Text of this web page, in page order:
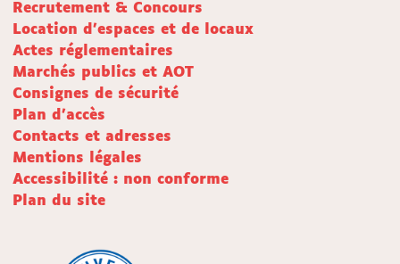
Recrutement & Concours
Location d'espaces et de locaux
Actes réglementaires
Marchés publics et AOT
Consignes de sécurité
Plan d'accès
Contacts et adresses
Mentions légales
Accessibilité : non conforme
Plan du site